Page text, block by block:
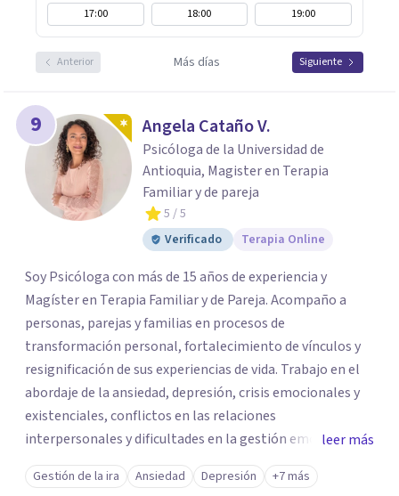
17:00
18:00 19:00
Anterior Más días Siguiente
9 Angela Cataño V.
Psicóloga de la Universidad de
Antioquia, Magister en Terapia
Familiar y de pareja
5 / 5
Verificado
Terapia Online
Soy Psicóloga con más de 15 años de experiencia y
Magíster en Terapia Familiar y de Pareja. Acompaño a
personas, parejas y familias en procesos de
transformación personal, fortalecimiento de vínculos y
resignificación de sus experiencias de vida. Trabajo en el
abordaje de la ansiedad, depresión, crisis emocionales y
existenciales, conflictos en las relaciones
interpersonales y dificultades en la gestión emocional,
ofreciendo un espacio de escucha, comprensión y
acompañamiento terapéutico. Cada proceso terapéutico
leer más
Gestión de la ira Ansiedad Depresión +7 más